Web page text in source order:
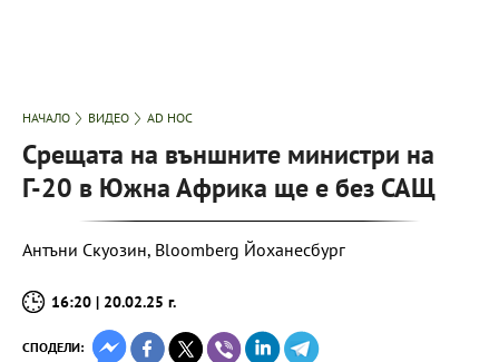
НАЧАЛО ВИДЕО AD HOC
Срещата на външните министри на
Г-20 в Южна Африка ще е без САЩ
Антъни Скуозин, Bloomberg Йоханесбург
16:20 | 20.02.25 г.
СПОДЕЛИ: